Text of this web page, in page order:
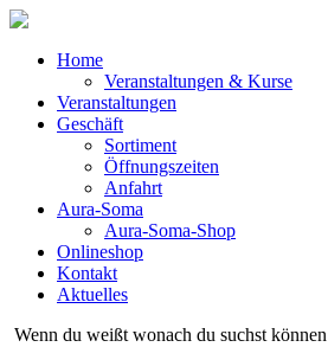
Home
Veranstaltungen & Kurse
Veranstaltungen
Geschäft
Sortiment
Öffnungszeiten
Anfahrt
Aura-Soma
Aura-Soma-Shop
Onlineshop
Kontakt
Aktuelles
Wenn du weißt wonach du suchst